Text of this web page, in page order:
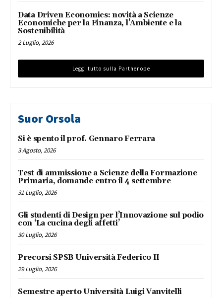
Data Driven Economics: novità a Scienze
Economiche per la Finanza, l’Ambiente e la
Sostenibilità
2 Luglio, 2026
Leggi tutto sulla Parthenope
Suor Orsola
Si è spento il prof. Gennaro Ferrara
3 Agosto, 2026
Test di ammissione a Scienze della Formazione
Primaria, domande entro il 4 settembre
31 Luglio, 2026
Gli studenti di Design per l’Innovazione sul podio
con ‘La cucina degli affetti’
30 Luglio, 2026
Precorsi SPSB Università Federico II
29 Luglio, 2026
Semestre aperto Università Luigi Vanvitelli